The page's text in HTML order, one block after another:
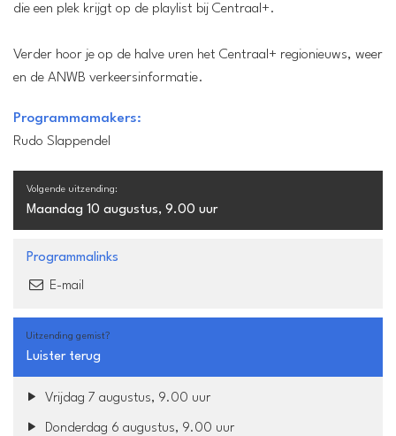
die een plek krijgt op de playlist bij Centraal+.
Verder hoor je op de halve uren het Centraal+ regionieuws, weer
en de ANWB verkeersinformatie.
Programmamakers:
Rudo Slappendel
Volgende uitzending:
Maandag 10 augustus, 9.00 uur
Programmalinks
E-mail
Uitzending gemist?
Luister terug
Vrijdag 7 augustus, 9.00 uur
Donderdag 6 augustus, 9.00 uur